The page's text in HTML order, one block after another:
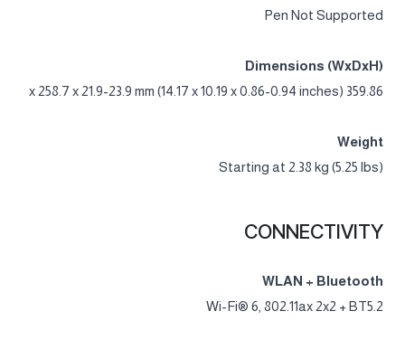
Pen Not Supported
Dimensions (WxDxH)
359.86 x 258.7 x 21.9-23.9 mm (14.17 x 10.19 x 0.86-0.94 inches)
Weight
Starting at 2.38 kg (5.25 lbs)
CONNECTIVITY
WLAN + Bluetooth
Wi-Fi® 6, 802.11ax 2x2 + BT5.2